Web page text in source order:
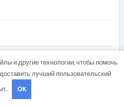
и другие технологии, чтобы помочь
лучший пользовательский
OK